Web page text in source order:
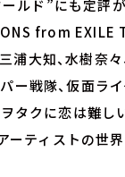
ルド”にも定評
from EXILE
浦大知、水樹奈
ー戦隊、仮面ラ
タクに恋は難し
ーティストの世